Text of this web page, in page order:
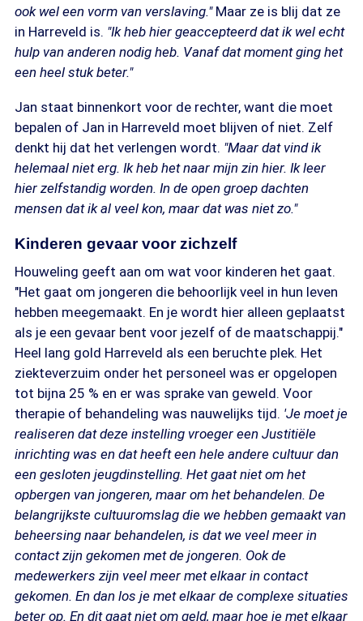
ook wel een vorm van verslaving."Maar ze is blij dat ze
in Harreveld is. "Ik heb hier geaccepteerd dat ik wel echt
hulp van anderen nodig heb. Vanaf dat moment ging het
een heel stuk beter."
Jan staat binnenkort voor de rechter, want die moet
bepalen of Jan in Harreveld moet blijven of niet. Zelf
denkt hij dat het verlengen wordt. "Maar dat vind ik
helemaal niet erg. Ik heb het naar mijn zin hier. Ik leer
hier zelfstandig worden. In de open groep dachten
mensen dat ik al veel kon, maar dat was niet zo."
Kinderen gevaar voor zichzelf
Houweling geeft aan om wat voor kinderen het gaat.
"Het gaat om jongeren die behoorlijk veel in hun leven
hebben meegemaakt. En je wordt hier alleen geplaatst
als je een gevaar bent voor jezelf of de maatschappij."
Heel lang gold Harreveld als een beruchte plek. Het
ziekteverzuim onder het personeel was er opgelopen
tot bijna 25 % en er was sprake van geweld. Voor
therapie of behandeling was nauwelijks tijd. 'Je moet je
realiseren dat deze instelling vroeger een Justitiële
inrichting was en dat heeft een hele andere cultuur dan
een gesloten jeugdinstelling. Het gaat niet om het
opbergen van jongeren, maar om het behandelen. De
belangrijkste cultuuromslag die we hebben gemaakt van
beheersing naar behandelen, is dat we veel meer in
contact zijn gekomen met de jongeren. Ook de
medewerkers zijn veel meer met elkaar in contact
gekomen. En dan los je met elkaar de complexe situaties
beter op. En dit gaat niet om geld, maar hoe je met elkaar